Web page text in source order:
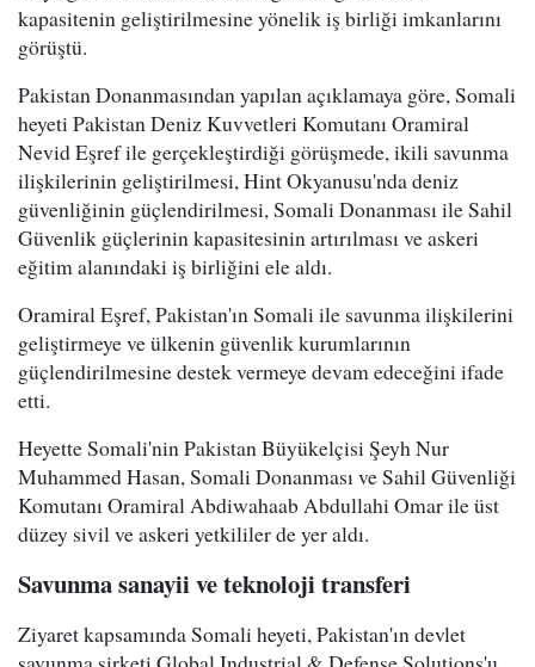
kapasitenin geliştirilmesine yönelik iş birliği imkanlarını
görüştü.
Pakistan Donanmasından yapılan açıklamaya göre, Somali
heyeti Pakistan Deniz Kuvvetleri Komutanı Oramiral
Nevid Eşref ile gerçekleştirdiği görüşmede, ikili savunma
ilişkilerinin geliştirilmesi, Hint Okyanusu'nda deniz
güvenliğinin güçlendirilmesi, Somali Donanması ile Sahil
Güvenlik güçlerinin kapasitesinin artırılması ve askeri
eğitim alanındaki iş birliğini ele aldı.
Oramiral Eşref, Pakistan'ın Somali ile savunma ilişkilerini
geliştirmeye ve ülkenin güvenlik kurumlarının
güçlendirilmesine destek vermeye devam edeceğini ifade
etti.
Heyette Somali'nin Pakistan Büyükelçisi Şeyh Nur
Muhammed Hasan, Somali Donanması ve Sahil Güvenliği
Komutanı Oramiral Abdiwahaab Abdullahi Omar ile üst
düzey sivil ve askeri yetkililer de yer aldı.
Savunma sanayii ve teknoloji transferi
Ziyaret kapsamında Somali heyeti, Pakistan'ın devlet